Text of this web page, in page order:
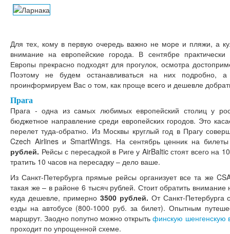
Для тех, кому в первую очередь важно не море и пляжи, а
внимание на европейские города. В сентябре
Европы прекрасно подходят для прогулок, осмотра
Поэтому не будем останавливаться на них подробно,
проинформируем Вас о том, как проще всего и дешевле
Прага
Прага - одна из самых любимых европейский столиц у
бюджетное направление среди европейских городов. Это
перелет туда-обратно. Из Москвы круглый год в Прагу
Czech Airlines и SmartWings. На сентябрь ценник на
рублей. Рейсы с пересадкой в Риге у AirBaltic стоят всего на
тратить 10 часов на пересадку – дело ваше.
Из Санкт-Петербурга прямые рейсы организует все та же
такая же – в районе 6 тысяч рублей. Стоит обратить
куда дешевле, примерно 3500 рублей. От Санкт-Петербурга
езды на автобусе (800-1000 руб. за билет). Опытным
маршрут. Заодно попутно можно открытьфинскую шенгенскую
проходит по упрощенной схеме.